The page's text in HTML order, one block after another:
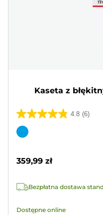
Kaseta z
4.8 (6)
4.8
na
6
Wkład
359,99 zł
Bezpłatna dostawa
Dostępne online